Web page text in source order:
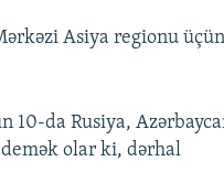
Asiya regionu
10-da Rusiya,
demək olar ki, dərhal